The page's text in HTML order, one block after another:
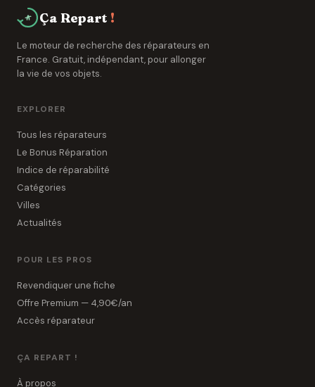
Ça Repart !
Le moteur de recherche des réparateurs en
France. Gratuit, indépendant, pour allonger
la vie de vos objets.
EXPLORER
Tous les réparateurs
Le Bonus Réparation
Indice de réparabilité
Catégories
Villes
Actualités
POUR LES PROS
Revendiquer une fiche
Offre Premium — 4,90€/an
Accès réparateur
ÇA REPART !
À propos